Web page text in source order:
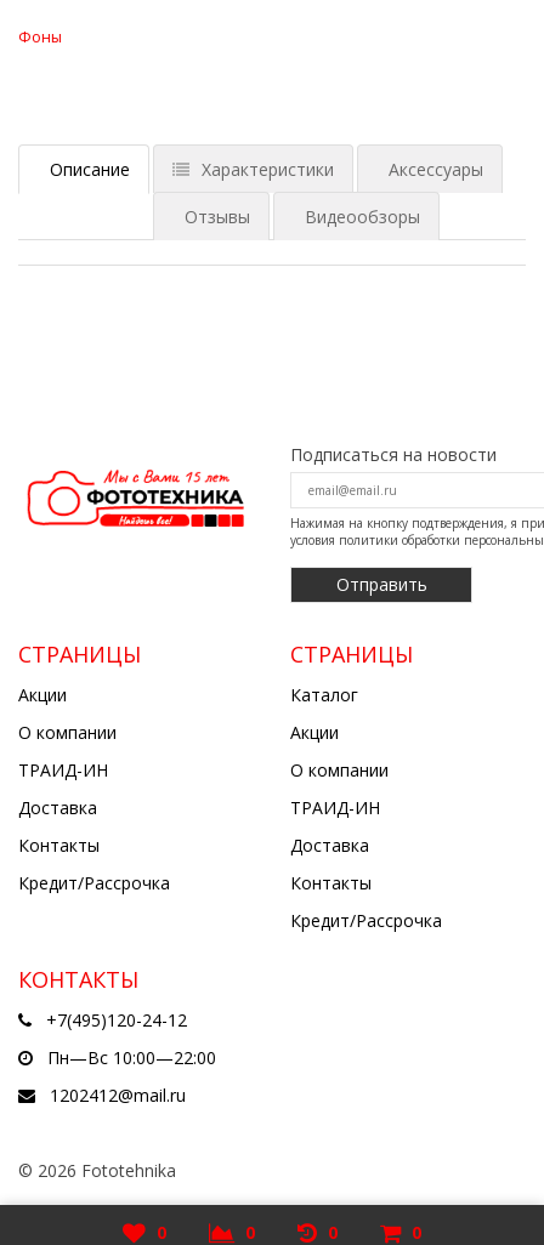
Фоны
Описание Характеристики Аксессуары
Отзывы Видеообзоры
Подписаться на новости
Нажимая на кнопку подтверждения, я
условия политики обработки
СТРАНИЦЫ
Акции
О компании
ТРАИД-ИН
Доставка
Контакты
Кредит/Рассрочка
СТРАНИЦЫ
Каталог
Акции
О компании
ТРАИД-ИН
Доставка
Контакты
Кредит/Рассрочка
КОНТАКТЫ
+7(495)120-24-12
Пн—Вс 10:00—22:00
1202412@mail.ru
© 2026 Fototehnika
Разработано в5cube.ru
0 0 0 0